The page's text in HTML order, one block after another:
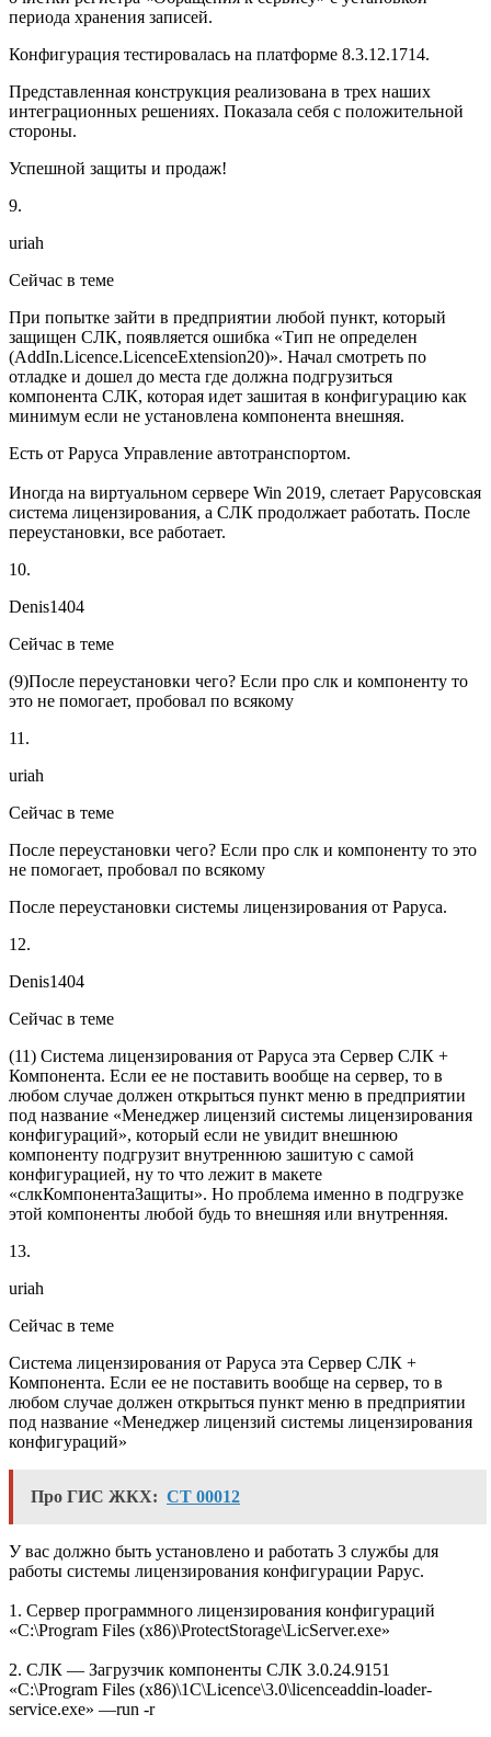
периода хранения записей.
Конфигурация тестировалась на платформе 8.3.12.1714.
Представленная конструкция реализована в трех наших
интеграционных решениях. Показала себя с положительной
стороны.
Успешной защиты и продаж!
9.
uriah
Сейчас в теме
При попытке зайти в предприятии любой пункт, который
защищен СЛК, появляется ошибка «Тип не определен
(AddIn.Licence.LicenceExtension20)». Начал смотреть по
отладке и дошел до места где должна подгрузиться
компонента СЛК, которая идет зашитая в конфигурацию как
минимум если не установлена компонента внешняя.
Есть от Раруса Управление автотранспортом.
Иногда на виртуальном сервере Win 2019, слетает Рарусовская
система лицензирования, а СЛК продолжает работать. После
переустановки, все работает.
10.
Denis1404
Сейчас в теме
(9)После переустановки чего? Если про слк и компоненту то
это не помогает, пробовал по всякому
11.
uriah
Сейчас в теме
После переустановки чего? Если про слк и компоненту то это
не помогает, пробовал по всякому
После переустановки системы лицензирования от Раруса.
12.
Denis1404
Сейчас в теме
(11) Система лицензирования от Раруса эта Сервер СЛК +
Компонента. Если ее не поставить вообще на сервер, то в
любом случае должен открыться пункт меню в предприятии
под название «Менеджер лицензий системы лицензирования
конфигураций», который если не увидит внешнюю
компоненту подгрузит внутреннюю зашитую с самой
конфигурацией, ну то что лежит в макете
«слкКомпонентаЗащиты». Но проблема именно в подгрузке
этой компоненты любой будь то внешняя или внутренняя.
13.
uriah
Сейчас в теме
Система лицензирования от Раруса эта Сервер СЛК +
Компонента. Если ее не поставить вообще на сервер, то в
любом случае должен открыться пункт меню в предприятии
под название «Менеджер лицензий системы лицензирования
конфигураций»
Про ГИС ЖКХ: СТ 00012
У вас должно быть установлено и работать 3 службы для
работы системы лицензирования конфигурации Рарус.
1. Сервер программного лицензирования конфигураций
«C:\Program Files (x86)\ProtectStorage\LicServer.exe»
2. СЛК — Загрузчик компоненты СЛК 3.0.24.9151
«C:\Program Files (x86)\1C\Licence\3.0\licenceaddin-loader-
service.exe» —run -r